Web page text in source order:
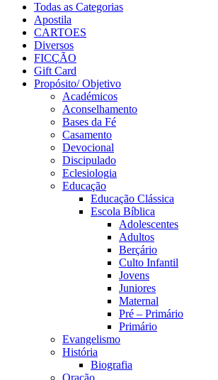
Todas as Categorias
Apostila
CARTOES
Diversos
FICÇÃO
Gift Card
Propósito/ Objetivo
Académicos
Aconselhamento
Bases da Fé
Casamento
Devocional
Discipulado
Eclesiologia
Educação
Educação Clássica
Escola Bíblica
Adolescentes
Adultos
Berçário
Culto Infantil
Jovens
Juniores
Maternal
Pré – Primário
Primário
Evangelismo
História
Biografia